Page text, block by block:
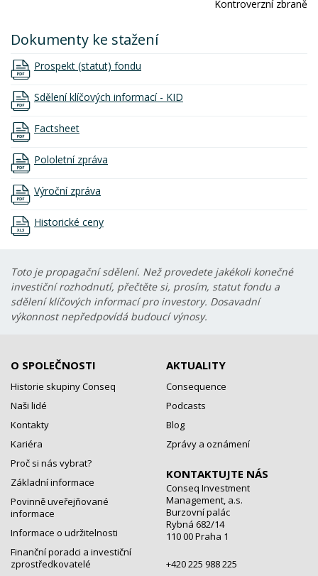
Kontroverzní zbraně
Dokumenty ke stažení
Prospekt (statut) fondu
Sdělení klíčových informací - KID
Factsheet
Pololetní zpráva
Výroční zpráva
Historické ceny
Toto je propagační sdělení. Než provedete jakékoli konečné
investiční rozhodnutí, přečtěte si, prosím, statut fondu a
sdělení klíčových informací pro investory. Dosavadní
výkonnost nepředpovídá budoucí výnosy.
O SPOLEČNOSTI
Historie skupiny Conseq
Naši lidé
Kontakty
Kariéra
Proč si nás vybrat?
Základní informace
Povinně uveřejňované
informace
Informace o udržitelnosti
Finanční poradci a investiční
zprostředkovatelé
AKTUALITY
Consequence
Podcasts
Blog
Zprávy a oznámení
KONTAKTUJTE NÁS
Conseq Investment
Management, a.s.
Burzovní palác
Rybná 682/14
110 00 Praha 1
+420 225 988 225